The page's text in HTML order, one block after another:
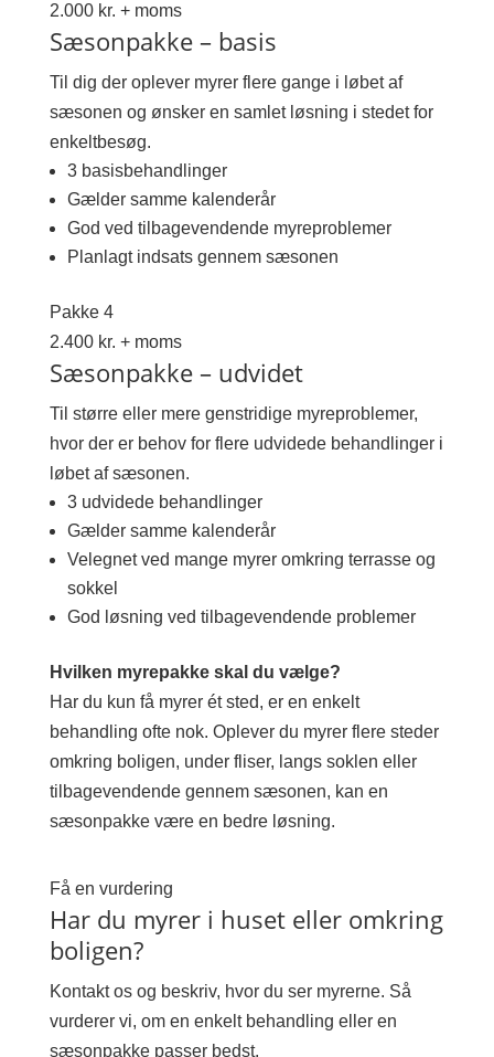
2.000 kr. + moms
Sæsonpakke – basis
Til dig der oplever myrer flere gange i løbet af
sæsonen og ønsker en samlet løsning i stedet for
enkeltbesøg.
3 basisbehandlinger
Gælder samme kalenderår
God ved tilbagevendende myreproblemer
Planlagt indsats gennem sæsonen
Pakke 4
2.400 kr. + moms
Sæsonpakke – udvidet
Til større eller mere genstridige myreproblemer,
hvor der er behov for flere udvidede behandlinger i
løbet af sæsonen.
3 udvidede behandlinger
Gælder samme kalenderår
Velegnet ved mange myrer omkring terrasse og
sokkel
God løsning ved tilbagevendende problemer
Hvilken myrepakke skal du vælge?
Har du kun få myrer ét sted, er en enkelt
behandling ofte nok. Oplever du myrer flere steder
omkring boligen, under fliser, langs soklen eller
tilbagevendende gennem sæsonen, kan en
sæsonpakke være en bedre løsning.
Få en vurdering
Har du myrer i huset eller omkring
boligen?
Kontakt os og beskriv, hvor du ser myrerne. Så
vurderer vi, om en enkelt behandling eller en
sæsonpakke passer bedst.